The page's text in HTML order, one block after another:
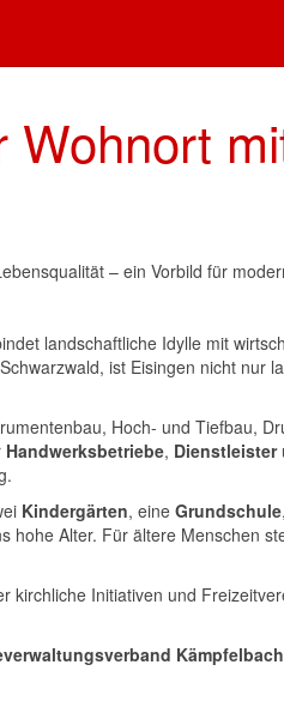
– ein Vorbild für
landschaftliche Idylle mit
ist Eisingen nicht nur
Hoch- und Tiefbau,
Handwerksbetriebe, Dienstleister
Kindergärten, eine Grundschule
hohe Alter. Für ältere Menschen
Initiativen und